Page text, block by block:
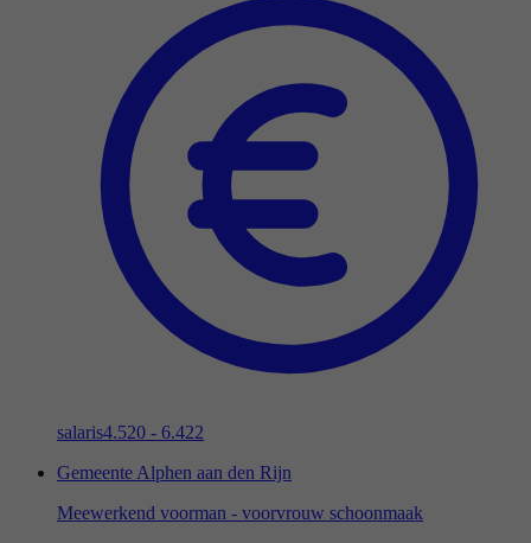
salaris4.520 - 6.422
Gemeente Alphen aan den Rijn
Meewerkend voorman - voorvrouw schoonmaak